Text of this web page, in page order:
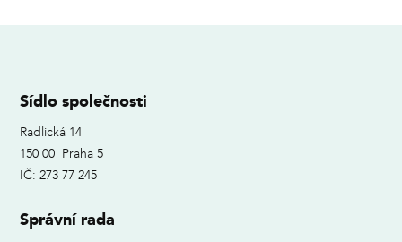
Sídlo společnosti
Radlická 14
150 00 Praha 5
IČ: 273 77 245
Správní rada